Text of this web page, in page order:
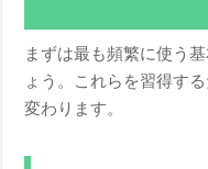
まずは最も頻繁に使う
ょう。これらを習得す
変わります。